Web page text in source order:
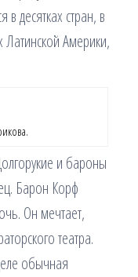
в десятках стран, в
Латинской Америки,
и бароны
Барон Корф
Он мечтает,
театра.
обычная